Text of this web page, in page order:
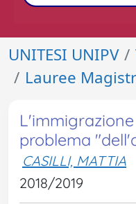
UNITESI UNIPV
Lauree
problema
CASILLI, MATTIA
2018/2019